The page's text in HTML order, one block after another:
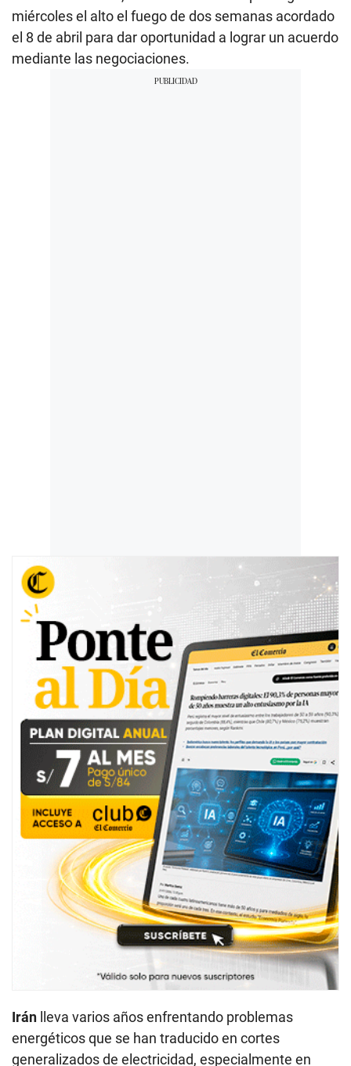
miércoles el alto el fuego de dos semanas acordado
el 8 de abril para dar oportunidad a lograr un acuerdo
mediante las negociaciones.
Irán lleva varios años enfrentando problemas
energéticos que se han traducido en cortes
generalizados de electricidad, especialmente en